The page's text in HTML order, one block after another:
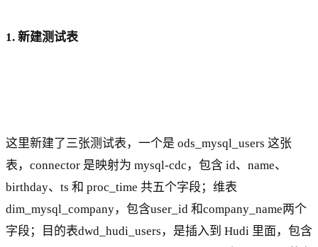
1. 新建测试表
这里新建了三张测试表，一个是 ods_mysql_users 这张
表，connector 是映射为 mysql-cdc，包含 id、name、
birthday、ts 和 proc_time 共五个字段；维表
dim_mysql_company，包含user_id 和company_name两个
字段；目的表dwd_hudi_users，是插入到 Hudi 里面，包含